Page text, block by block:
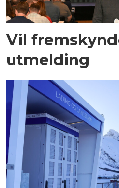
Vil
utmelding